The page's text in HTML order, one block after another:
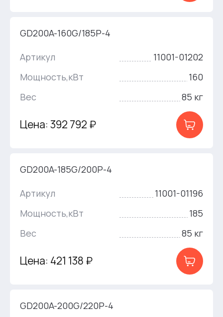
GD200A-160G/185P-4
Артикул
11001-01202
Мощность,кВт
160
Вес
85 кг
Цена: 392 792 ₽
GD200A-185G/200P-4
Артикул
11001-01196
Мощность,кВт
185
Вес
85 кг
Цена: 421 138 ₽
GD200A-200G/220P-4